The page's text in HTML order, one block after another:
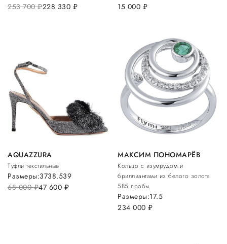
253 700руб.228 330 руб.
15 000 руб.
AQUAZZURA
Туфли текстильные
68 000руб.47 600 руб.
Размеры:3738.539
МАКСИМ ПОНОМАРЁВ
Кольцо с изумрудом и
бриллиантами из белого золота
585 пробы
234 000руб.
Размеры:17.5